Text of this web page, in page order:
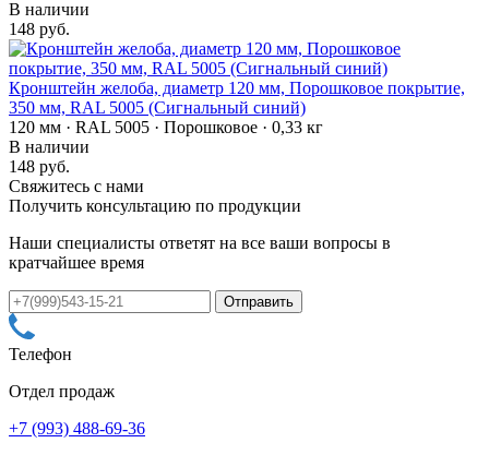
В наличии
148 руб.
Кронштейн желоба, диаметр 120 мм, Порошковое покрытие,
350 мм, RAL 5005 (Сигнальный синий)
120 мм · RAL 5005 · Порошковое · 0,33 кг
В наличии
148 руб.
Свяжитесь с нами
Получить консультацию по продукции
Наши специалисты ответят на все ваши вопросы в
кратчайшее время
Телефон
Отдел продаж
+7 (993) 488-69-36